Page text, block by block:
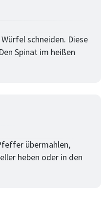
schneiden. Diese
Spinat im heißen
übermahlen,
heben oder in den